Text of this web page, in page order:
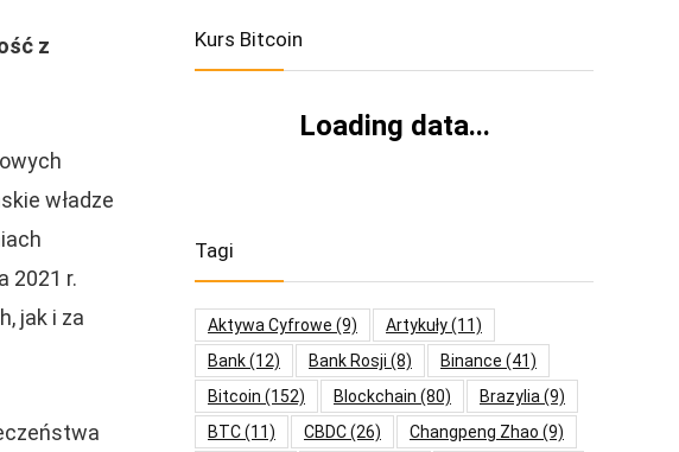
z
władze
2021 r.
jak i za
Kurs Bitcoin
Loading data...
Tagi
Aktywa Cyfrowe (9) Artykuły(11)
Bank(12) Bank Rosji (8) Binance (41)
Bitcoin (152) Blockchain (80) Brazylia (9)
BTC(11) CBDC(26) Changpeng Zhao (9)